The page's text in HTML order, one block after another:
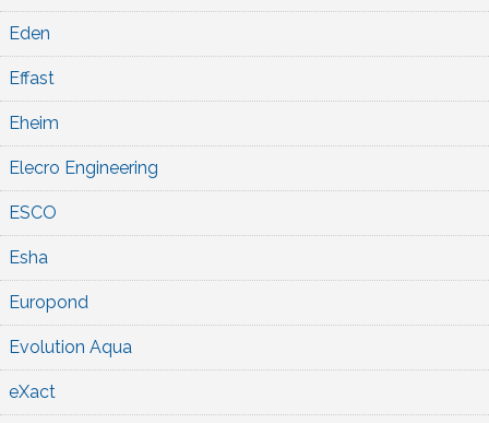
Eden
Effast
Eheim
Elecro Engineering
ESCO
Esha
Europond
Evolution Aqua
eXact